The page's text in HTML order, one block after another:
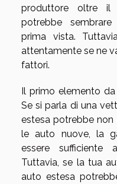
produttore oltre il
potrebbe
prima vista.
attentamente se ne
fattori.
Il primo elemento
Se si parla di una
estesa potrebbe non
le auto nuove, la
essere sufficiente
Tuttavia, se la tua
auto estesa